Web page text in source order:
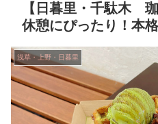
【日暮里・千駄木
休憩にぴったり！本
浅草・上野・日暮里